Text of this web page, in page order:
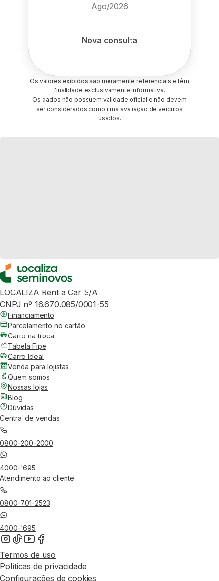
Ago/2026
Nova consulta
Os valores exibidos são meramente referenciais e têm
finalidade exclusivamente informativa.
Os dados não possuem validade oficial e não devem
ser considerados como uma avaliação de veículos
usados.
LOCALIZA Rent a Car S/A
CNPJ nº 16.670.085/0001-55
Financiamento
Parcelamento no cartão
Carro na troca
Tabela Fipe
Carro Ideal
Venda para lojistas
Quem somos
Nossas lojas
Blog
Dúvidas
Central de vendas
0800-200-2000
4000-1695
Atendimento ao cliente
0800-701-2523
4000-1695
Termos de uso
Políticas de privacidade
Configurações de cookies